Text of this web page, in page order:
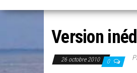
Version
26 octobre 2010 0